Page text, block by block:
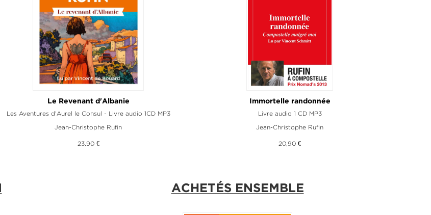
Le Revenant d'Albanie
Les Aventures d'Aurel le Consul - Livre audio 1CD MP3
Jean-Christophe Rufin
23,90 €
Immortelle randonnée
Livre audio 1 CD MP3
Jean-Christophe Rufin
20,90 €
ACHETÉS ENSEMBLE